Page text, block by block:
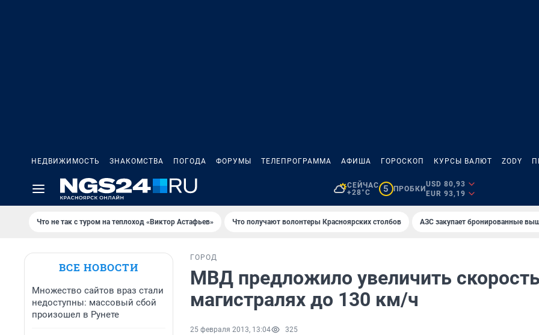
НЕДВИЖИМОСТЬ ЗНАКОМСТВА ПОГОДА ФОРУМЫ ТЕЛЕПРОГРАММА АФИША ГОРОСКОП КУРСЫ ВАЛЮТ ZODY
СЕЙЧАС
+28°C
5 ПРОБКИ
USD 80,93
EUR 93,19
Что не так с туром на теплоход «Виктор Астафьев» Что получают волонтеры Красноярских столбов AЗС закупает бронированные
ВСЕ НОВОСТИ
Множество сайтов враз стали
недоступны: массовый сбой
произошел в Рунете
ГОРОД
МВД предложило увеличить
магистралях до 130 км/ч
25 февраля 2013, 13:04 325